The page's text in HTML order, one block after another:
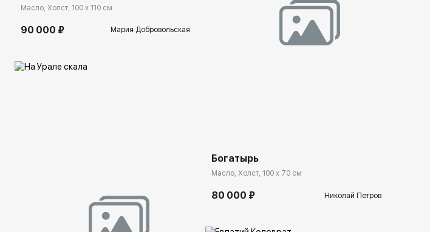
Масло, Холст, 100 x 110 см
90 000 ₽ Мария Добровольская
Богатырь
Масло, Холст, 100 x 70 см
80 000 ₽ Николай Петров